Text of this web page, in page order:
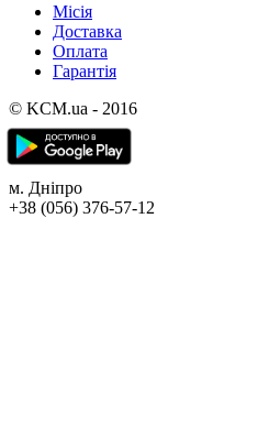
Місія
Доставка
Оплата
Гарантія
© KCM.ua - 2016
м. Дніпро
+38 (056) 376-57-12